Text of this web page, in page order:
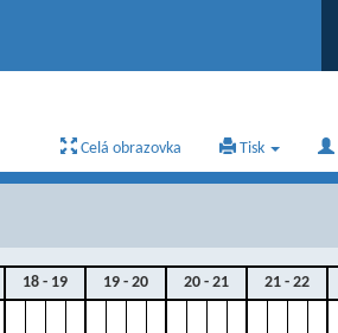
Celá obrazovka Tisk
18 - 19 19 - 20 20 - 21 21 - 22